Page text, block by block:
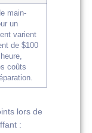
main-
un
varient
de $100
coûts
lors de
: